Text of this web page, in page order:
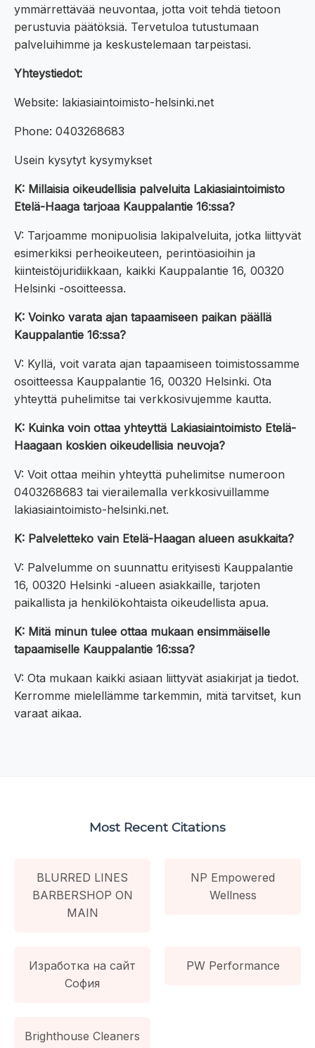
ymmärrettävää neuvontaa, jotta voit tehdä tietoon
perustuvia päätöksiä. Tervetuloa tutustumaan
palveluihimme ja keskustelemaan tarpeistasi.
Yhteystiedot:
Website: lakiasiaintoimisto-helsinki.net
Phone: 0403268683
Usein kysytyt kysymykset
K: Millaisia oikeudellisia palveluita Lakiasiaintoimisto
Etelä-Haaga tarjoaa Kauppalantie 16:ssa?
V: Tarjoamme monipuolisia lakipalveluita, jotka liittyvät
esimerkiksi perheoikeuteen, perintöasioihin ja
kiinteistöjuridiikkaan, kaikki Kauppalantie 16, 00320
Helsinki -osoitteessa.
K: Voinko varata ajan tapaamiseen paikan päällä
Kauppalantie 16:ssa?
V: Kyllä, voit varata ajan tapaamiseen toimistossamme
osoitteessa Kauppalantie 16, 00320 Helsinki. Ota
yhteyttä puhelimitse tai verkkosivujemme kautta.
K: Kuinka voin ottaa yhteyttä Lakiasiaintoimisto Etelä-
Haagaan koskien oikeudellisia neuvoja?
V: Voit ottaa meihin yhteyttä puhelimitse numeroon
0403268683 tai vierailemalla verkkosivuillamme
lakiasiaintoimisto-helsinki.net.
K: Palveletteko vain Etelä-Haagan alueen asukkaita?
V: Palvelumme on suunnattu erityisesti Kauppalantie
16, 00320 Helsinki -alueen asiakkaille, tarjoten
paikallista ja henkilökohtaista oikeudellista apua.
K: Mitä minun tulee ottaa mukaan ensimmäiselle
tapaamiselle Kauppalantie 16:ssa?
V: Ota mukaan kaikki asiaan liittyvät asiakirjat ja tiedot.
Kerromme mielellämme tarkemmin, mitä tarvitset, kun
varaat aikaa.
Most Recent Citations
BLURRED LINES
BARBERSHOP ON
MAIN
NP Empowered
Wellness
Изработка на сайт
София
PW Performance
Brighthouse Cleaners